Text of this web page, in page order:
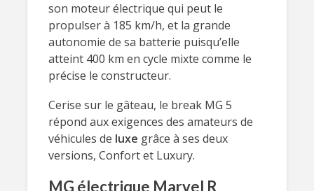
son moteur électrique qui peut le
propulser à 185 km/h, et la grande
autonomie de sa batterie puisqu’elle
atteint 400 km en cycle mixte comme le
précise le constructeur.
Cerise sur le gâteau, le break MG 5
répond aux exigences des amateurs de
véhicules de luxe grâce à ses deux
versions, Confort et Luxury.
MG électrique Marvel R